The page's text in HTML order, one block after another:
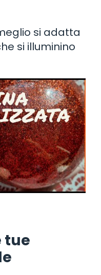
si adatta
si illuminino
tue